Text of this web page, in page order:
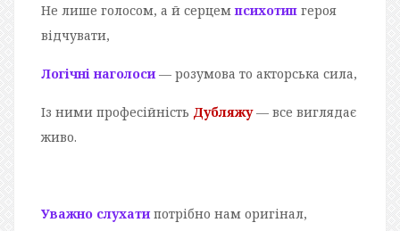
Не лише голосом, а й серцемпсихотип героя
відчувати,
Логічні наголоси— розумова то акторська сила,
Із ними професійність Дубляжу — все виглядає
живо.
Уважно слухати потрібно нам оригінал,